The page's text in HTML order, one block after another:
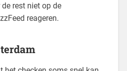
rest niet op de
reageren.